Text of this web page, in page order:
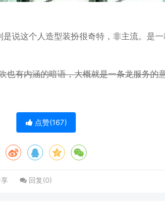
说这个人造型装扮很奇特，非主流。是一
也有内涵的暗语，大概就是一条龙服务的
点赞(167)
回复(0)